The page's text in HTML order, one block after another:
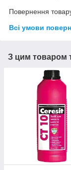
Повернення
Всі умови
З цим товаром